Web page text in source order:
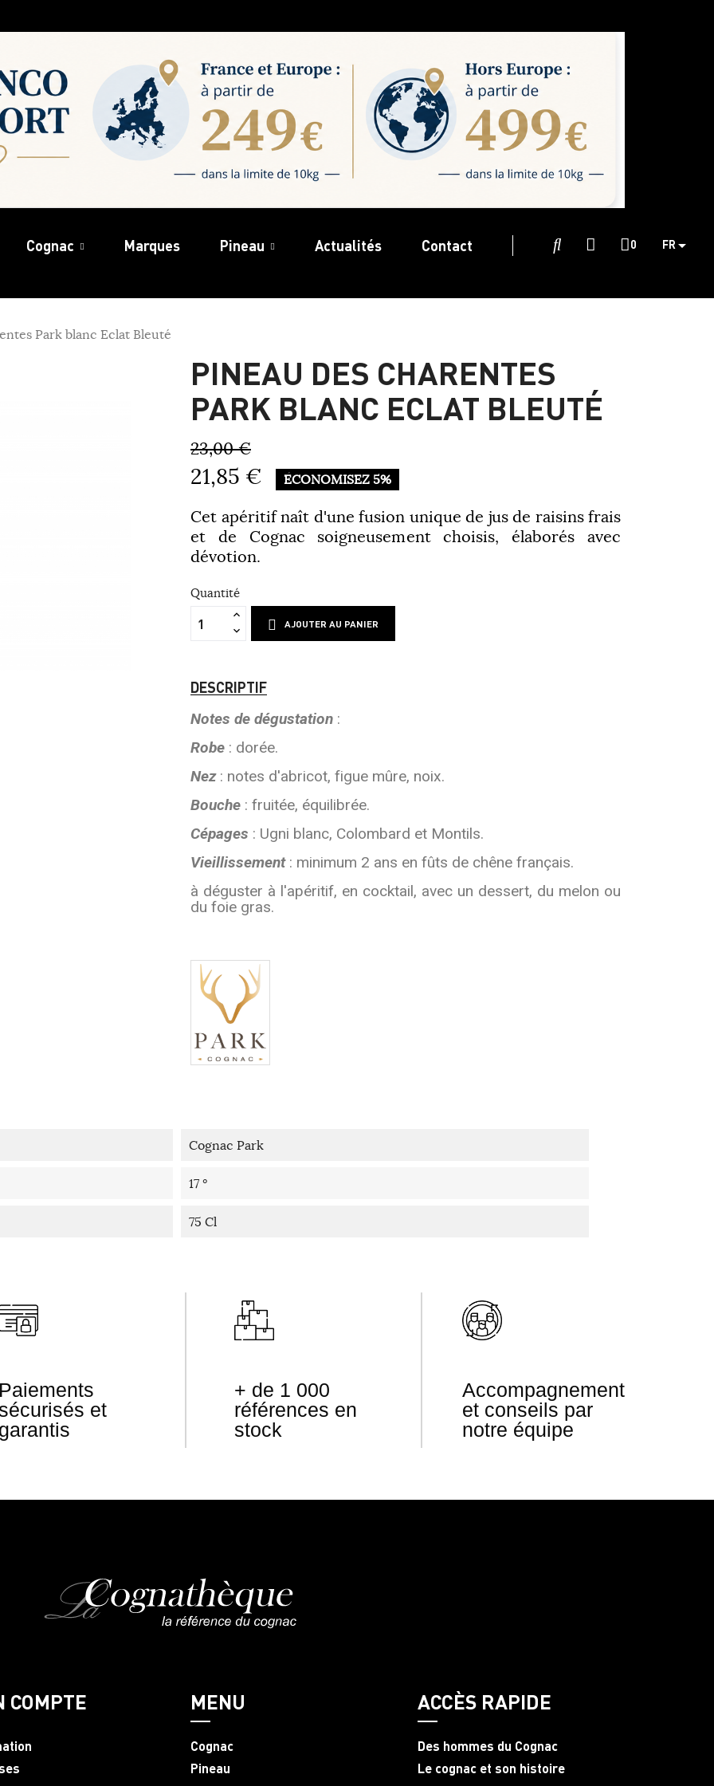
Cognac Marques Pineau Actualités Contact 0 FR
Park blanc Eclat Bleuté
PINEAU DES CHARENTES
PARK BLANC ECLAT BLEUTÉ
23,00 €
21,85 € ÉCONOMISEZ 5%
Cet apéritif naît d'une fusion unique de jus de raisins frais
et de Cognac soigneusement choisis, élaborés avec
dévotion.
Quantité
AJOUTER AU PANIER
DESCRIPTIF
Notes de dégustation :
Robe : dorée.
Nez: notes d'abricot, figue mûre, noix.
Bouche : fruitée, équilibrée.
Cépages : Ugni blanc, Colombard et Montils.
Vieillissement: minimum 2 ans en fûts de chêne français.
à déguster à l'apéritif, en cocktail, avec un dessert, du melon ou
du foie gras.
Cognac Park
17 °
75 Cl
et
+ de 1 000
références en
stock
Accompagnement
et conseils par
notre équipe
COMPTE MENU
Cognac
Pineau
ACCÈS RAPIDE
Des hommes du Cognac
Le cognac et son histoire